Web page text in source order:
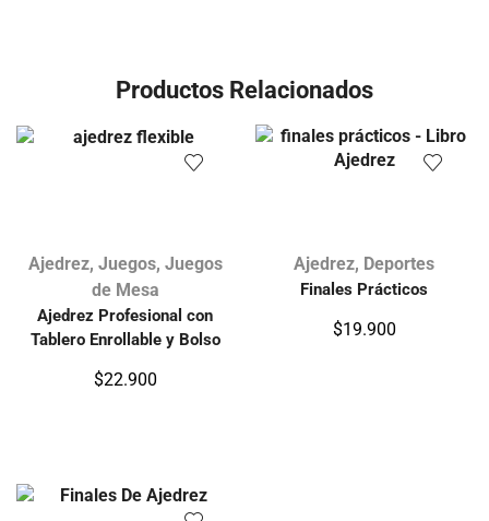
Productos Relacionados
Ajedrez, Juegos, Juegos
de Mesa
Ajedrez Profesional con
Tablero Enrollable y Bolso
$22.900
Ajedrez, Deportes
Finales Prácticos
$19.900